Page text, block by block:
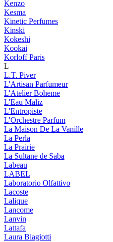
Kenzo
Kesma
Kinetic Perfumes
Kinski
Kokeshi
Kookai
Korloff Paris
L
L.T. Piver
L'Artisan Parfumeur
L'Atelier Boheme
L'Eau Maliz
L'Entropiste
L'Orchestre Parfum
La Maison De La Vanille
La Perla
La Prairie
La Sultane de Saba
Labeau
LABEL
Laboratorio Olfattivo
Lacoste
Lalique
Lancome
Lanvin
Lattafa
Laura Biagiotti